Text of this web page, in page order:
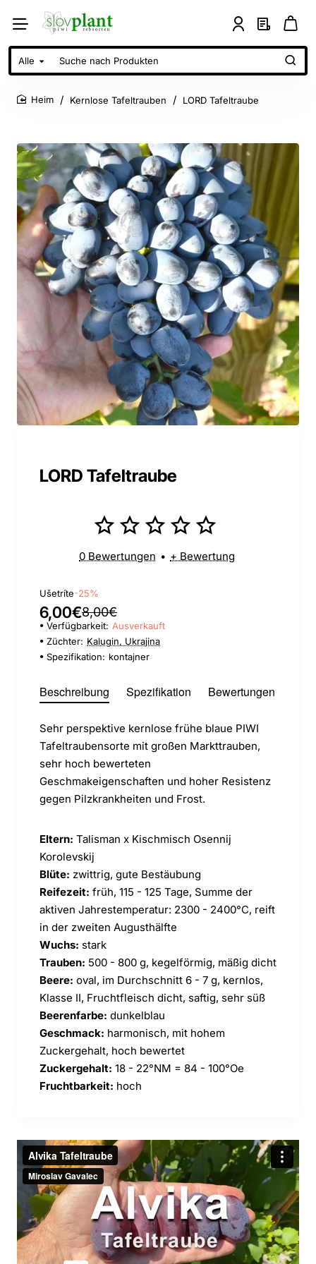
Alle
Suche
nach
Produkten
Kernlose Tafeltrauben LORD Tafeltraube
LORD Tafeltraube
0 Bewertungen • + Bewertung
Ušetríte-25%
6,00€8,00€
Verfügbarkeit: Ausverkauft
Züchter: Kalugin, Ukrajina
Spezifikation: kontajner
Beschreibung Spezifikation Bewertungen
Sehr perspektive kernlose frühe blaue PIWI
Tafeltraubensorte mit großen Markttrauben,
sehr hoch bewerteten
Geschmakeigenschaften und hoher Resistenz
gegen Pilzkrankheiten und Frost.
Eltern: Talisman x Kischmisch Osennij
Korolevskij
Blüte: zwittrig, gute Bestäubung
Reifezeit: früh, 115 - 125 Tage, Summe der
aktiven Jahrestemperatur: 2300 - 2400°C, reift
in der zweiten Augusthälfte
Wuchs: stark
Trauben: 500 - 800 g, kegelförmig, mäßig dicht
Beere: oval, im Durchschnitt 6 - 7 g, kernlos,
Klasse II, Fruchtfleisch dicht, saftig, sehr süß
Beerenfarbe: dunkelblau
Geschmack: harmonisch, mit hohem
Zuckergehalt, hoch bewertet
Zuckergehalt: 18 - 22°NM = 84 - 100°Oe
Fruchtbarkeit: hoch